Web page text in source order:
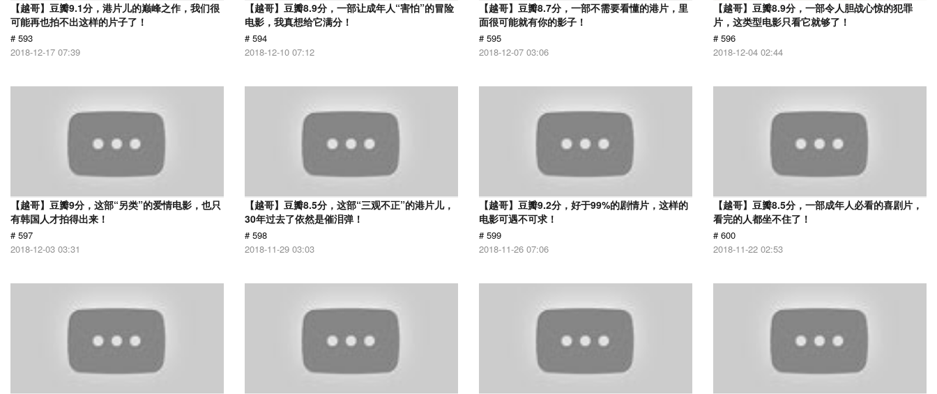
【越哥】豆瓣9.1分，港片儿的巅峰之作，我们很
可能再也拍不出这样的片子了！
# 593
2018-12-17 07:39
【越哥】豆瓣8.9分，一部让成年人“害怕”的冒险
电影，我真想给它满分！
# 594
2018-12-10 07:12
【越哥】豆瓣8.7分，一部不需要看懂的港片，里
面很可能就有你的影子！
# 595
2018-12-07 03:06
【越哥】豆瓣8.9分，一部令人胆战心惊的犯罪
片，这类型电影只看它就够了！
# 596
2018-12-04 02:44
【越哥】豆瓣9分，这部“另类”的爱情电影，也只
有韩国人才拍得出来！
# 597
2018-12-03 03:31
【越哥】豆瓣8.5分，这部“三观不正”的港片儿，
30年过去了依然是催泪弹！
# 598
2018-11-29 03:03
【越哥】豆瓣9.2分，好于99%的剧情片，这样的
电影可遇不可求！
# 599
2018-11-26 07:06
【越哥】豆瓣8.5分，一部成年人必看的喜剧片，
看完的人都坐不住了！
# 600
2018-11-22 02:53